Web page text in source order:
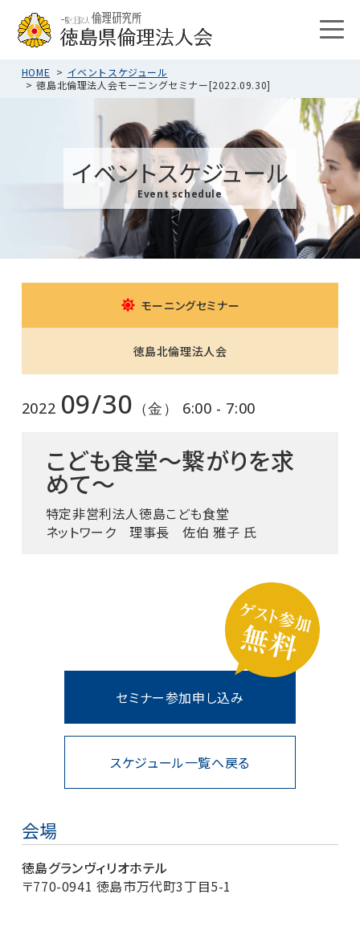
HOME
イベントスケジュール
徳島北倫理法人会モーニングセミナー[2022.09.30]
イベントスケジュール
Event schedule
モーニングセミナー
徳島北倫理法人会
2022 09/30 （金） 6:00 - 7:00
こども食堂～繋がりを求
めて～
特定非営利法人徳島こども食堂
ネットワーク 理事長 佐伯 雅子 氏
スケジュール一覧へ戻る
セミナー参加申し込み
会場
徳島グランヴィリオホテル
〒770-0941 徳島市万代町3丁目5-1